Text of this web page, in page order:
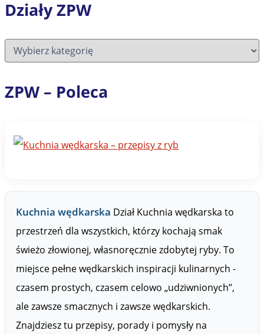
Działy ZPW
D
łZPW – Poleca
Kuchnia wędkarska Dział Kuchnia wędkarska to
przestrzeń dla wszystkich, którzy kochają smak
świeżo złowionej, własnoręcznie zdobytej ryby. To
miejsce pełne wędkarskich inspiracji kulinarnych -
czasem prostych, czasem celowo „udziwnionych”,
ale zawsze smacznych i zawsze wędkarskich.
Znajdziesz tu przepisy, porady i pomysły na